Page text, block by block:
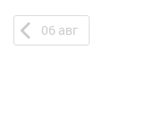
06 авг